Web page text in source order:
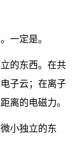
一定是。
的东西。在共
子云；在离子
离的电磁力。
小独立的东